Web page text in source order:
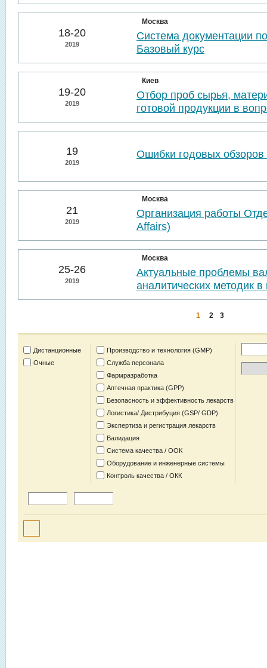
18-20
2019
Москва
Система документации
Базовый курс
19-20
2019
Киев
Отбор проб сырья,
готовой продукции в
19
2019
Ошибки годовых обзоров
21
2019
Москва
Организация работы
Affairs)
25-26
2019
Москва
Актуальные проблемы
аналитических методик в
1 2 3
Дистанционные
Очные
Производство и технология (GMP)
Служба персонала
Фармразработка
Аптечная практика (GPP)
Безопасность и эффективность лекарств
Логистика/ Дистрибуция (GSP/ GDP)
Экспертиза и регистрация лекарств
Валидация
Система качества / ООК
Оборудование и инженерные системы
Контроль качества / ОКК